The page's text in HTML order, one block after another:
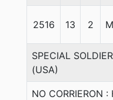
2516 13 2
SPECIAL
(USA)
NO CORRIERON